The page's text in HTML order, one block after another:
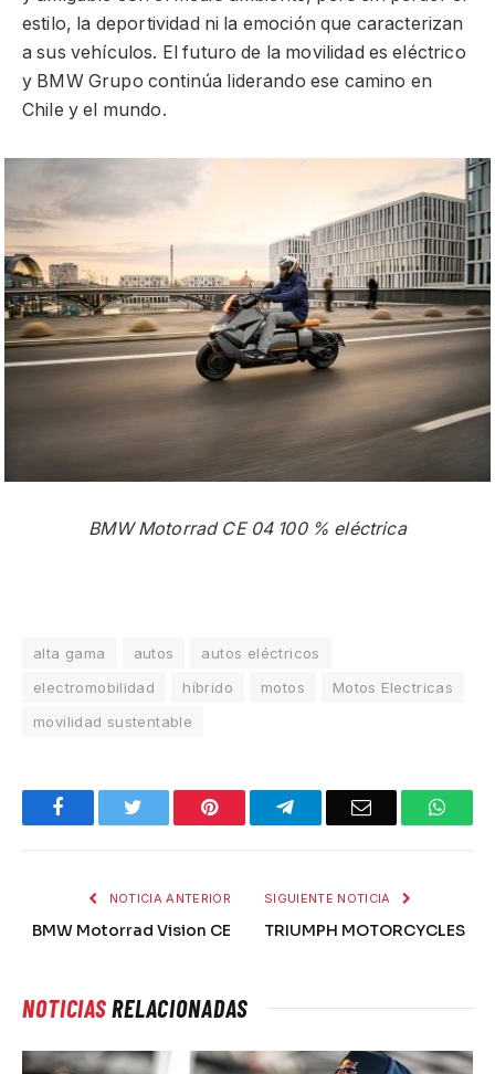
estilo, la deportividad ni la emoción que caracterizan
a sus vehículos. El futuro de la movilidad es eléctrico
y BMW Grupo continúa liderando ese camino en
Chile y el mundo.
BMW Motorrad CE 04 100 % eléctrica
alta gama autos
autos eléctricos
electromobilidad
híbrido motos
Motos Electricas
movilidad sustentable
Facebook Pinterest TelegramEmail
NOTICIA ANTERIOR
BMW Motorrad Vision CE
SIGUIENTE NOTICIA
TRIUMPH MOTORCYCLES
NOTICIASRELACIONADAS